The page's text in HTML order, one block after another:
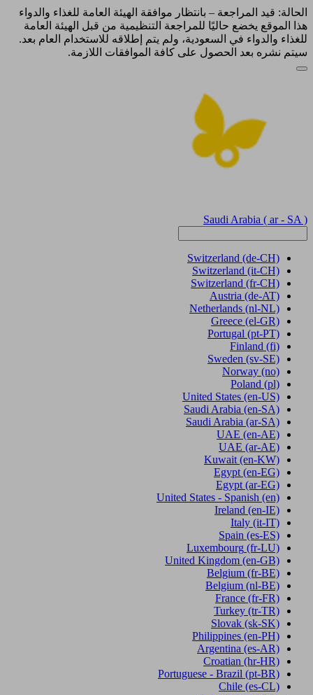
الحالة: قيد المراجعة – بانتظار موافقة الهيئة العامة للغذاء والدواء
هذا الموقع يخضع حاليًا للمراجعة التنظيمية من قبل الهيئة العامة
للغذاء والدواء في السعودية، ولم يتم إطلاقه للاستخدام العام بعد.
سيتم نشره بعد الحصول على كافة الموافقات اللازمة.
Saudi Arabia ( ar - SA )
Switzerland (de-CH)
Switzerland (it-CH)
Switzerland (fr-CH)
Austria (de-AT)
Netherlands (nl-NL)
Greece (el-GR)
Portugal (pt-PT)
Finland (fi)
Sweden (sv-SE)
Norway (no)
Poland (pl)
United States (en-US)
Saudi Arabia (en-SA)
Saudi Arabia (ar-SA)
UAE (en-AE)
UAE (ar-AE)
Kuwait (en-KW)
Egypt (en-EG)
Egypt (ar-EG)
United States - Spanish (en)
Ireland (en-IE)
Italy (it-IT)
Spain (es-ES)
Luxembourg (fr-LU)
United Kingdom (en-GB)
Belgium (fr-BE)
Belgium (nl-BE)
France (fr-FR)
Turkey (tr-TR)
Slovak (sk-SK)
Philippines (en-PH)
Argentina (es-AR)
Croatian (hr-HR)
Portuguese - Brazil (pt-BR)
Chile (es-CL)